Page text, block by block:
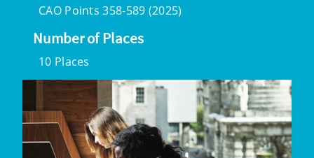
CAO Points 358-589 (2025)
Number of Places
10 Places